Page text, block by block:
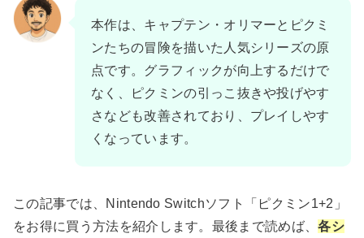
本作は、キャプテン・オリマーとピクミ
ンたちの冒険を描いた人気シリーズの原
点です。グラフィックが向上するだけで
なく、ピクミンの引っこ抜きや投げやす
さなども改善されており、プレイしやす
くなっています。
この記事では、Nintendo Switchソフト「ピクミン1+2」
をお得に買う方法を紹介します。最後まで読めば、各シ